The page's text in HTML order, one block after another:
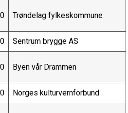
Trøndelag fylkeskommune
0 Sentrum brygge AS
0 Byen vår Drammen
Norges kulturvernforbund